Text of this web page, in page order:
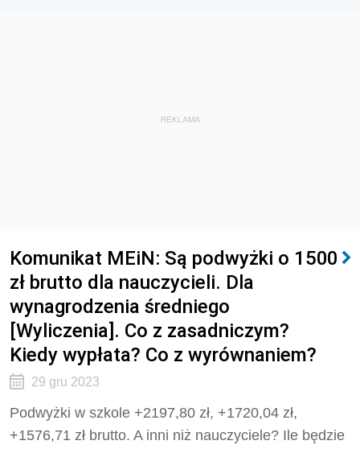
REKLAMA
Komunikat MEiN: Są podwyżki o 1500
zł brutto dla nauczycieli. Dla
wynagrodzenia średniego
[Wyliczenia]. Co z zasadniczym?
Kiedy wypłata? Co z wyrównaniem?
29 gru 2023
Podwyżki w szkole +2197,80 zł, +1720,04 zł,
+1576,71 zł brutto. A inni niż nauczyciele? Ile będzie